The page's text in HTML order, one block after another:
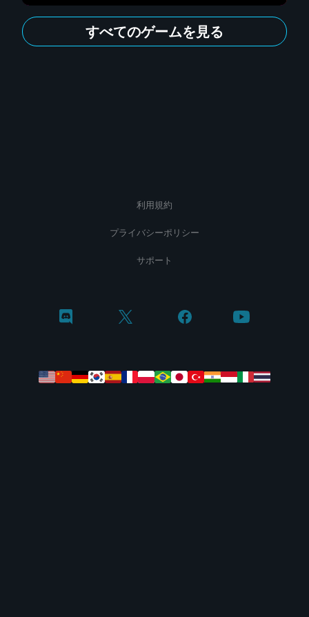
すべてのゲームを見る
利用規約
プライバシーポリシー
サポート